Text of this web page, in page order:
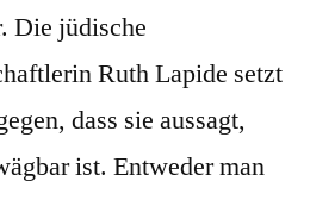
Die jüdische
Ruth Lapide setzt
dass sie aussagt,
ist. Entweder man